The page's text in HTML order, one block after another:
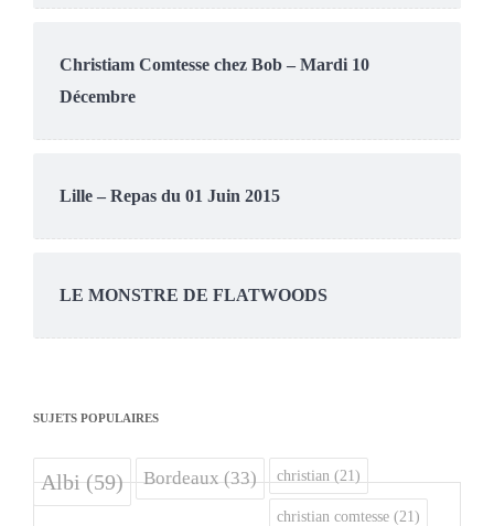
Christiam Comtesse chez Bob – Mardi 10
Décembre
Lille – Repas du 01 Juin 2015
LE MONSTRE DE FLATWOODS
SUJETS POPULAIRES
Albi(59) Bordeaux(33) christian (21)
christian comtesse (21)